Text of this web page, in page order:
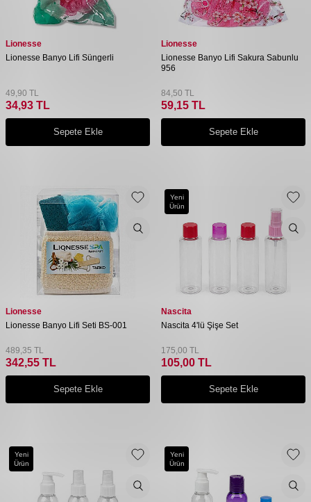
Lionesse
Lionesse Banyo Lifi Süngerli
49,90 TL
34,93 TL
Sepete Ekle
Lionesse
Lionesse Banyo Lifi Sakura Sabunlu
956
84,50 TL
59,15 TL
Sepete Ekle
Lionesse
Lionesse Banyo Lifi Seti BS-001
489,35 TL
342,55 TL
Sepete Ekle
Yeni
Ürün
Nascita
Nascita 4'lü Şişe Set
175,00 TL
105,00 TL
Sepete Ekle
Yeni
Ürün
Yeni
Ürün